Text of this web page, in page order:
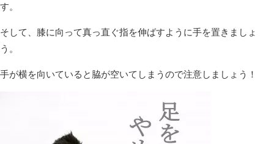
す。
そして、膝に向って真っ直ぐ指を伸ばすように手を置きましょ
う。
手が横を向いていると脇が空いてしまうので注意しましょう！